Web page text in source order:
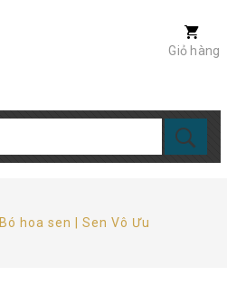
Giỏ hàng
Bó hoa sen | Sen Vô Ưu